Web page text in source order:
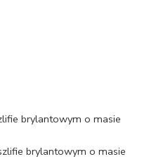
brylantowym o masie
brylantowym o masie